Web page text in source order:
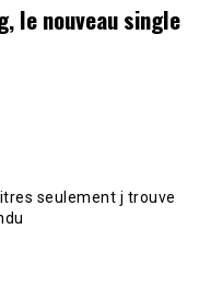
le nouveau single
seulement j trouve